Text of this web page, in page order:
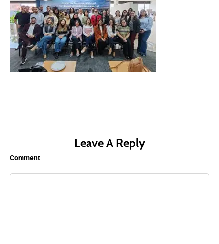
Leave A Reply
Comment